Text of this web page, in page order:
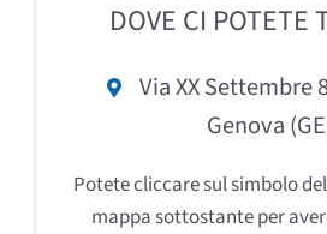
DOVE CI POTETE
Via XX Settembre
Genova
Potete cliccare sul simbolo
mappa sottostante per